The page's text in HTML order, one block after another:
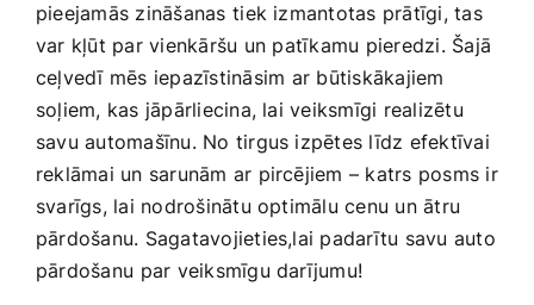
Pakalpojumi
Pārtikas preces
Preces birojam
Preces pieaugušajiem
pieejamās zināšanas⁤ tiek izmantotas prātīgi, ‍tas
var kļūt par vienkāršu ⁤un patīkamu pieredzi. Šajā
ceļvedī mēs iepazīstināsim ⁣ar būtiskākajiem
soļiem, kas jāpārliecina, lai ​veiksmīgi realizētu
savu ‌automašīnu. No tirgus izpētes līdz efektīvai
reklāmai un sarunām ar pircējiem – katrs posms ir
svarīgs, lai nodrošinātu​ optimālu cenu ‌un ātru‍
pārdošanu. Sagatavojieties,lai padarītu savu auto
pārdošanu⁢ par veiksmīgu darījumu!